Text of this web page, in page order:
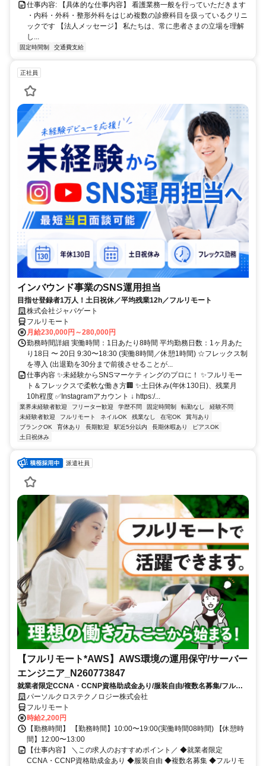
仕事内容: 【具体的な仕事内容】 看護業務一般を行っていただきます
・内科・外科・整形外科をはじめ複数の診療科目を扱っているクリニ
ックです 【法人メッセージ】 私たちは、常に患者さまの立場を理解
し...
固定時間制 交通費支給
正社員
インバウンド事業のSNS運用担当
目指せ登録者1万人！土日祝休／平均残業12h／フルリモート
株式会社ジャパゲート
フルリモート
月給230,000円～280,000円
勤務時間詳細 実働時間：1日あたり8時間 平均勤務日数：1ヶ月あた
り18日 〜 20日 9:30〜18:30 (実働8時間／休憩1時間) ☆フレックス制
を導入 (出退勤を30分まで前後させることが...
仕事内容 ✨未経験からSNSマーケティングのプロに！ ✨フルリモー
ト＆フレックスで柔軟な働き方🏢 ✨土日休み(年休130日)、残業月
10h程度 ✅Instagramアカウント ↓ https:/...
業界未経験者歓迎 フリーター歓迎 学歴不問 固定時間制 転勤なし
経験不問
未経験者歓迎
フルリモート ネイルOK 残業なし 在宅OK
賞与あり
ブランクOK
育休あり 長期歓迎 駅近5分以内 長期休暇あり
ピアスOK
土日祝休み
派遣社員
【フルリモート*AWS】AWS環境の運用保守/サーバー
エンジニア_N260773847
就業者限定CCNA・CCNP資格助成金あり/服装自由/複数名募集/フルリ
モートワーク/8月スタート/10時開始/大手通信事業関連会社勤務
パーソルクロステクノロジー株式会社
フルリモート
時給2,200円
【勤務時間】 【勤務時間】10:00〜19:00(実働時間08時間) 【休憩時
間】12:00〜13:00
【仕事内容】 ＼この求人のおすすめポイント／ ◆就業者限定
CCNA・CCNP資格助成金あり ◆服装自由 ◆複数名募集 ◆フルリモ